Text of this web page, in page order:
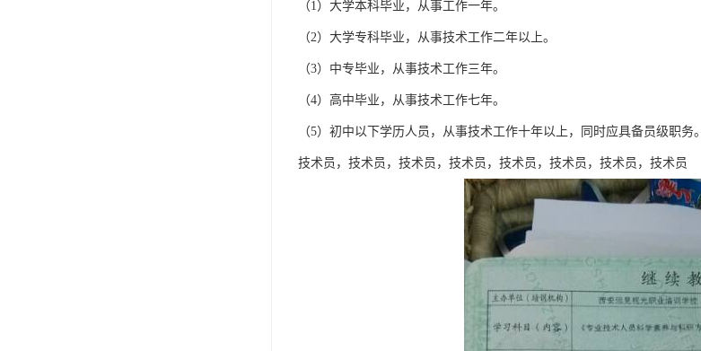
（1）大学本科毕业，从事工作一年。
（2）大学专科毕业，从事技术工作二年以上。
（3）中专毕业，从事技术工作三年。
（4）高中毕业，从事技术工作七年。
（5）初中以下学历人员，从事技术工作十年以上，同时应具备员级职务。
技术员，技术员，技术员，技术员，技术员，技术员，技术员，技术员